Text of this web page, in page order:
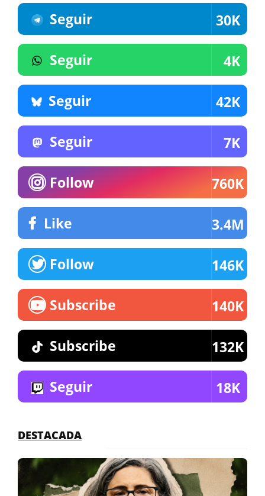
Seguir 30K
Seguir 4K
Seguir 42K
Seguir 7K
Follow 760K
Like 3.4M
Follow 146K
Subscribe 140K
Subscribe 132K
Seguir 18K
DESTACADA